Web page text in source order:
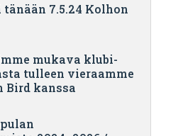
7.5.24 Kolhon
mukava klubi-
tulleen vieraamme
Bird kanssa